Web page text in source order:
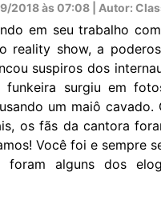
2018 às 07:08 | Autor:
em seu trabalho
reality show, a
suspiros dos
funkeira surgiu em
um maiô
os fãs da cantora
Você foi e sempre
foram alguns dos